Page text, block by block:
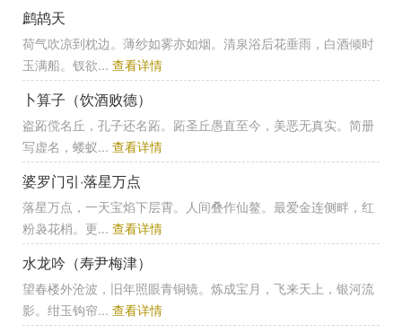
鹧鸪天
荷气吹凉到枕边。薄纱如雾亦如烟。清泉浴后花垂雨，白酒倾时
玉满船。钗欲... 查看详情
卜算子（饮酒败德）
盗跖傥名丘，孔子还名跖。跖圣丘愚直至今，美恶无真实。简册
写虚名，蝼蚁... 查看详情
婆罗门引·落星万点
落星万点，一天宝焰下层霄。人间叠作仙鳌。最爱金连侧畔，红
粉袅花梢。更... 查看详情
水龙吟（寿尹梅津）
望春楼外沧波，旧年照眼青铜镜。炼成宝月，飞来天上，银河流
影。绀玉钩帘... 查看详情